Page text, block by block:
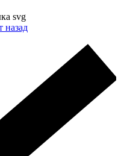
svg
назад